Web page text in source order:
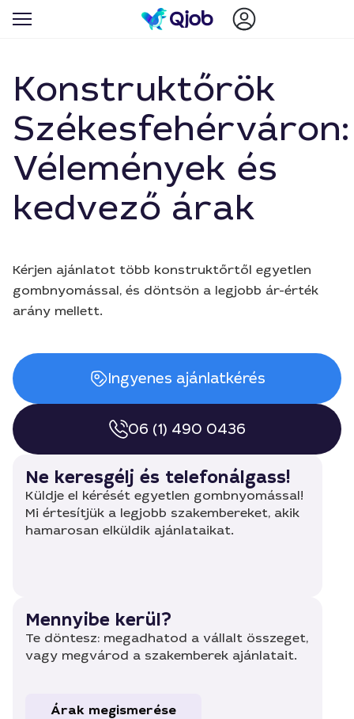
Konstruktőrök
Székesfehérváron:
Vélemények és
kedvező árak
Kérjen ajánlatot több konstruktőrtől egyetlen
gombnyomással, és döntsön a legjobb ár-érték
arány mellett.
Ingyenes ajánlatkérés
06 (1) 490 0436
Ne keresgélj és telefonálgass!
Küldje el kérését egyetlen gombnyomással!
Mi értesítjük a legjobb szakembereket, akik
hamarosan elküldik ajánlataikat.
Mennyibe kerül?
Te döntesz: megadhatod a vállalt összeget,
vagy megvárod a szakemberek ajánlatait.
Árak megismerése